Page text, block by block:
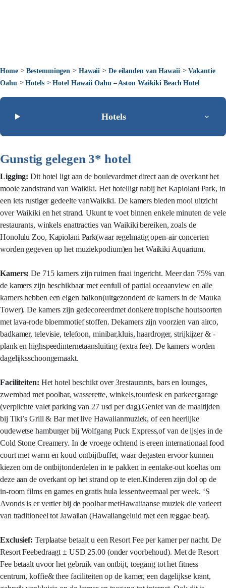
Home>Bestemmingen > Hawaii > De eilanden van Hawaii >Vakantie
Oahu >Hotels>Hotel Hawaii Oahu – Aston Waikiki Beach Hotel
Hotels
Gunstig gelegen 3* hotel
Ligging:Dit hotel ligt aan de boulevardmet direct aan de overkant het
mooie zandstrand van Waikiki. Het hotelligt nabij het Kapiolani Park, in
een iets rustiger gedeelte vanWaikiki. De kamers bieden mooi uitzicht
over Waikiki en het strand. Ukunt te voet binnen enkele minuten de vele
restaurants, winkels enattracties van Waikiki bereiken, zoals de
Honolulu Zoo, Kapiolani Park(waar regelmatig open-air concerten
worden gegeven op het muziekpodium)en het Waikiki Aquarium.
Kamers:De 715 kamers zijn ruimen fraai ingericht. Meer dan 75% van
de kamers zijn beschikbaar met eenfull of partial oceaanview en alle
kamers hebben een eigen balkon(uitgezonderd de kamers in de Mauka
Tower). De kamers zijn gedecoreerdmet donkere tropische houtsoorten
met lava-rode bloemmotief stoffen. Dekamers zijn voorzien van airco,
badkamer, televisie, telefoon, minibar,kluis, haardroger, strijkijzer & -
plank en highspeedinternetaansluiting (extra fee). De kamers worden
dagelijksschoongemaakt.
Faciliteiten: Het hotel beschikt over 3restaurants, bars en lounges,
zwembad met poolbar, wasserette, winkels,tourdesk en parkeergarage
(verplichte valet parking van 27 usd per dag).Geniet van de maaltijden
bij Tiki’s Grill & Bar met live Hawaiianmuziek, of een heerlijke
oudewetse hamburger bij Wolfgang Puck Express,of van de ijsjes in de
Cold Stone Creamery. In de vroege ochtend is ereen internationaal food
court met warm en koud ontbijtbuffet, waar degasten ervoor kunnen
kiezen om de ontbijtonderdelen in te pakken in eentake-out koeltas om
deze aan de overkant op het strand op te eten.Kinderen zijn dol op de
in-room films en games en gratis hula lessentweemaal per week. ‘S
Avonds is er vertier bij de poolbar metHawaiiaanse muziek die varieert
van traditioneel tot Jawaiian (Hawaiiangeluid met een reggae beat).
Exclusief: Terplaatse betaalt u een Resort Fee per kamer per nacht. De
Resort Feebedraagt ± USD 25.00 (onder voorbehoud). Met de Resort
Fee betaalt uvoor het gebruik van ontbijt, toegang tot het fitness
centrum, koffie& thee faciliteiten op de kamer, een dagelijkse krant,